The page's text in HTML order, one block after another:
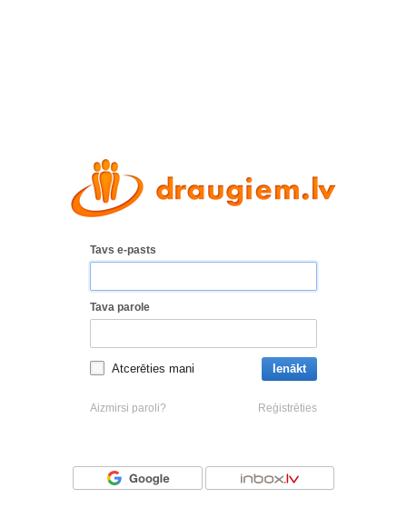
Tavs e-pasts
Tava parole
Atcerēties mani Ienākt
Aizmirsi paroli? Reģistrēties